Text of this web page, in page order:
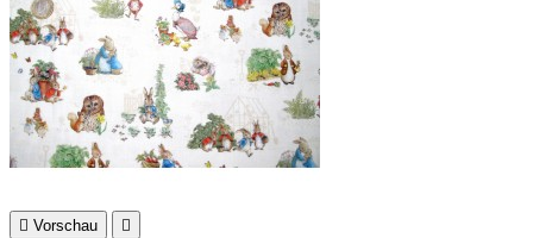
 Vorschau 